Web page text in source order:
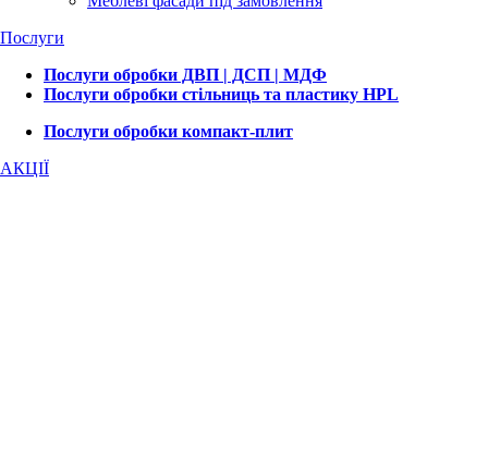
Послуги
Послуги обробки ДВП | ДСП | МДФ
Послуги обробки стільниць та пластику HPL
Послуги обробки компакт-плит
АКЦІЇ